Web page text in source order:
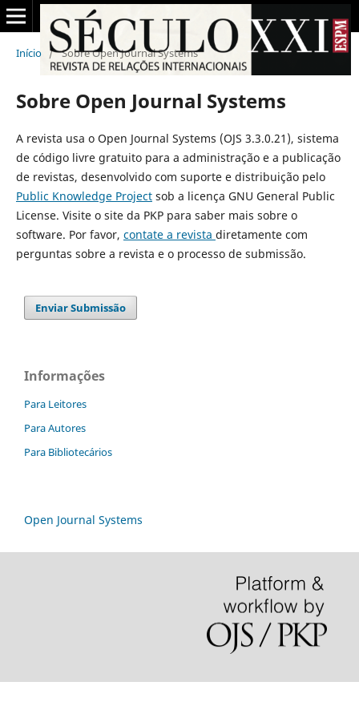
Início / Sobre Open Journal Systems
Sobre Open Journal Systems
A revista usa o Open Journal Systems (OJS 3.3.0.21), sistema
de código livre gratuito para a administração e a publicação
de revistas, desenvolvido com suporte e distribuição pelo
Public Knowledge Projectsob a licença GNU General Public
License. Visite o site da PKP para saber mais sobre o
software. Por favor, contate a revista diretamente com
perguntas sobre a revista e o processo de submissão.
Enviar Submissão
Informações
Para Leitores
Para Autores
Para Bibliotecários
Open Journal Systems